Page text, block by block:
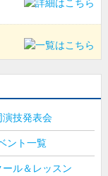
技発表会
ント一覧
ール＆レッスン